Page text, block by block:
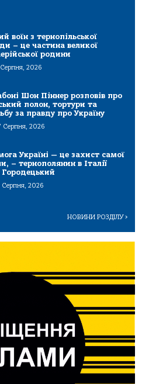
воїн з тернопільської
– це частина великої
родини
Серпня, 2026
Шон Піннер розповів про
полон, тортури та
за правду про Україну
Серпня, 2026
Україні — це захист самої
– тернополянин в Італії
Городецький
Серпня, 2026
НОВИНИ РОЗДІЛУ>